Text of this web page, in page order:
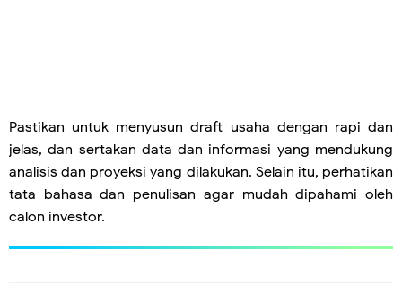
Pastikan untuk menyusun draft usaha dengan rapi dan
jelas, dan sertakan data dan informasi yang mendukung
analisis dan proyeksi yang dilakukan. Selain itu, perhatikan
tata bahasa dan penulisan agar mudah dipahami oleh
calon investor.